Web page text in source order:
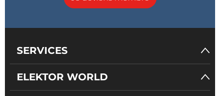
SERVICES
ELEKTOR WORLD